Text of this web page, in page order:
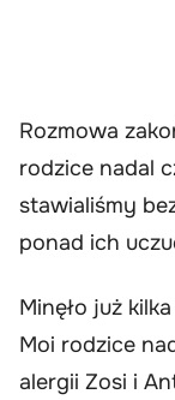
Rozmowa
rodzice nadal
stawialiśmy
ponad ich
Minęło już
Moi rodzice
alergii Zosi i